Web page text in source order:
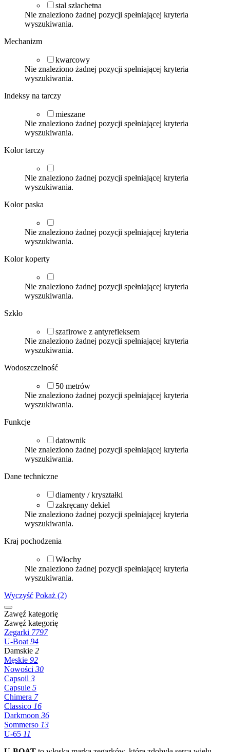
stal szlachetna
Nie znaleziono żadnej pozycji spełniającej kryteria
wyszukiwania.
Mechanizm
kwarcowy
Nie znaleziono żadnej pozycji spełniającej kryteria
wyszukiwania.
Indeksy na tarczy
mieszane
Nie znaleziono żadnej pozycji spełniającej kryteria
wyszukiwania.
Kolor tarczy
Nie znaleziono żadnej pozycji spełniającej kryteria
wyszukiwania.
Kolor paska
Nie znaleziono żadnej pozycji spełniającej kryteria
wyszukiwania.
Kolor koperty
Nie znaleziono żadnej pozycji spełniającej kryteria
wyszukiwania.
Szkło
szafirowe z antyrefleksem
Nie znaleziono żadnej pozycji spełniającej kryteria
wyszukiwania.
Wodoszczelność
50 metrów
Nie znaleziono żadnej pozycji spełniającej kryteria
wyszukiwania.
Funkcje
datownik
Nie znaleziono żadnej pozycji spełniającej kryteria
wyszukiwania.
Dane techniczne
diamenty / kryształki
zakręcany dekiel
Nie znaleziono żadnej pozycji spełniającej kryteria
wyszukiwania.
Kraj pochodzenia
Włochy
Nie znaleziono żadnej pozycji spełniającej kryteria
wyszukiwania.
Wyczyść Pokaż (2)
Zawęź kategorię
Zawęź kategorię
Zegarki 7797
U-Boat 94
Damskie 2
Męskie 92
Nowości 30
Capsoil 3
Capsule 5
Chimera 7
Classico 16
Darkmoon 36
Sommerso 13
U-65 11